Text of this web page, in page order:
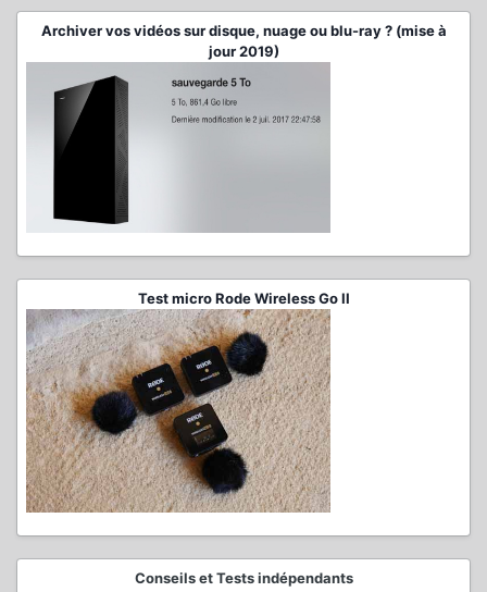
Archiver vos vidéos sur disque, nuage ou blu-ray ? (mise à
jour 2019)
Test micro Rode Wireless Go II
Conseils et Tests indépendants